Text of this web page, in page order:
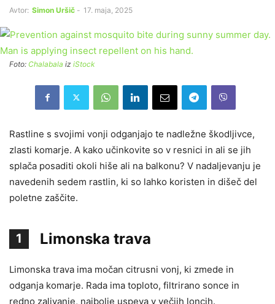
Avtor: Simon Uršič - 17. maja, 2025
Foto: Chalabala iz iStock
Rastline s svojimi vonji odganjajo te nadležne škodljivce,
zlasti komarje. A kako učinkovite so v resnici in ali se jih
splača posaditi okoli hiše ali na balkonu? V nadaljevanju je
navedenih sedem rastlin, ki so lahko koristen in dišeč del
poletne zaščite.
1 Limonska trava
Limonska trava ima močan citrusni vonj, ki zmede in
odganja komarje. Rada ima toploto, filtrirano sonce in
redno zalivanje, najbolje uspeva v večjih loncih.